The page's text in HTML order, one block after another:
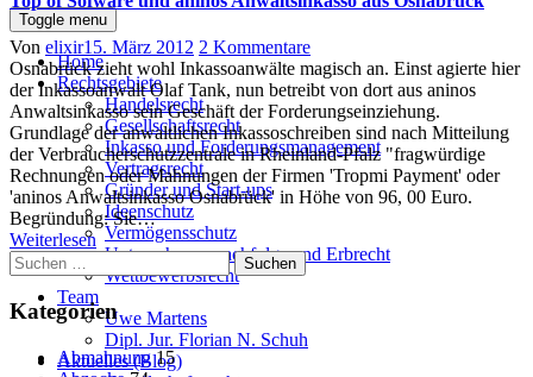
Toggle menu
Home
Rechtsgebiete
Handelsrecht
Gesellschaftsrecht
Inkasso und Forderungsmanagement
Vertragsrecht
Gründer und Start-ups
Ideenschutz
Vermögensschutz
Unternehmensnachfolge und Erbrecht
Wettbewerbsrecht
Team
Uwe Martens
Dipl. Jur. Florian N. Schuh
Aktuelles (Blog)
Author
Von elixirPosted
on
15. März 2012 2 Kommentarezu
Inkassoabwehr:
So
wehren
Sie
sich
gegen
Forderungen
of
Osnabrück zieht wohl Inkassoanwälte magisch an. Einst agierte hier
der Inkassoanwalt Olaf Tank, nun betreibt von dort aus aninos
Anwaltsinkasso sein Geschäft der Forderungseinziehung.
Grundlage der anwaltlichen Inkassoschreiben sind nach Mitteilung
der Verbraucherschutzzentrale in Rheinland-Pfalz "fragwürdige
Rechnungen oder Mahnungen der Firmen 'Tropmi Payment' oder
'aninos Anwaltsinkasso Osnabrück' in Höhe von 96, 00 Euro.
Begründung: Sie…
Weiterlesen
Suchen
nach:
Kategorien
Abmahnung 15